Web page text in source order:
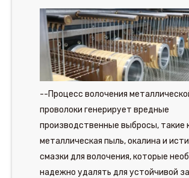
--Процесс волочения
проволоки генерирует вредные
производственные выбросы, такие
металлическая пыль, окалина и
смазки для волочения, которые
надежно удалять для устойчивой